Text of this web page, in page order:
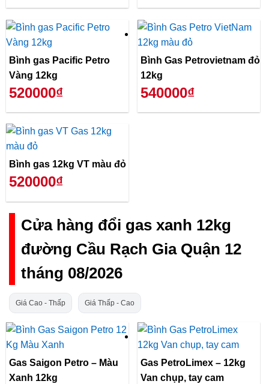
Bình gas Pacific Petro
Vàng 12kg
520000₫
Bình Gas Petrovietnam đỏ
12kg
540000₫
Bình gas 12kg VT màu đỏ
520000₫
Cửa hàng đổi gas xanh 12kg
đường Cầu Rạch Gia Quận 12
tháng 08/2026
Giá Cao - Thấp Giá Thấp - Cao
Gas Saigon Petro – Màu
Xanh 12kg
Gas PetroLimex – 12kg
Van chụp, tay cam